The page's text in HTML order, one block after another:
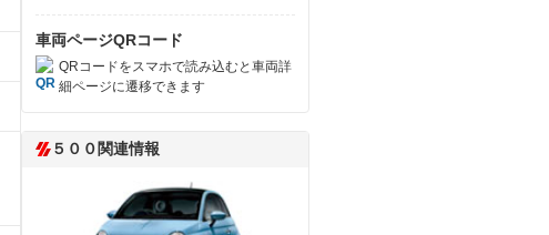
車両ページQRコード
QRコードをスマホで読み込むと車両詳
細ページに遷移できます
５００関連情報